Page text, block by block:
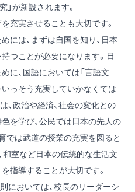
」が新設されます。
充実させることも大切です。
には、まずは自国を知り、日本
つことが必要になります。日
に、国語においては「言語文
をいっそう充実していかなくては
、政治や経済、社会の変化との
を学び、公民では日本の先人の
では武道の授業の充実を図ると
和室など日本の伝統的な生活文
指導することが大切です。
においては、校長のリーダーシ